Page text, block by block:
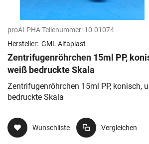
proALPHA Teilenummer: 10-01074
Hersteller: GML Alfaplast
Zentrifugenröhrchen 15ml PP,
weiß bedruckte Skala
Zentrifugenröhrchen 15ml PP, konisch,
bedruckte Skala
Wunschliste Vergleichen